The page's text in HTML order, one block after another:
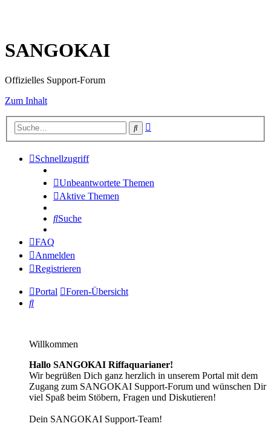
SANGOKAI
Offizielles Support-Forum
Zum Inhalt
Suche
Schnellzugriff
Unbeantwortete Themen
Aktive Themen
Suche
FAQ
Anmelden
Registrieren
Portal
Foren-Übersicht
Suche
Willkommen
Hallo SANGOKAI Riffaquarianer!
Wir begrüßen Dich ganz herzlich in unserem Portal mit dem
Zugang zum SANGOKAI Support-Forum und wünschen Dir
viel Spaß beim Stöbern, Fragen und Diskutieren!
Dein SANGOKAI Support-Team!